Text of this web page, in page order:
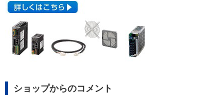
ショップからのコメント